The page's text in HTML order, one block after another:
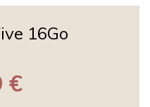
16Go
€